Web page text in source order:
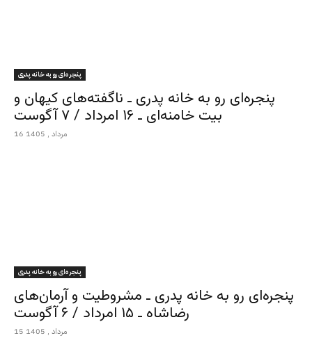
پنجره‌ای رو به خانه پدری
پنجره‌ای رو به خانه پدری ـ ناگفته‌های کیهان و
بیت خامنه‌ای ـ ۱۶ امرداد / ۷ آگوست
16 مرداد , 1405
پنجره‌ای رو به خانه پدری
پنجره‌ای رو به خانه پدری ـ مشروطیت و آرمان‌های
رضاشاه ـ ۱۵ امرداد / ۶ آگوست
15 مرداد , 1405